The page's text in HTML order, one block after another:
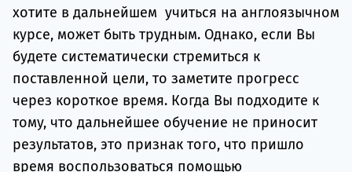
хотите в дальнейшем учиться на англоязычном
курсе, может быть трудным. Однако, если Вы
будете систематически стремиться к
поставленной цели, то заметите прогресс
через короткое время. Когда Вы подходите к
тому, что дальнейшее обучение не приносит
результатов, это признак того, что пришло
время воспользоваться помощью